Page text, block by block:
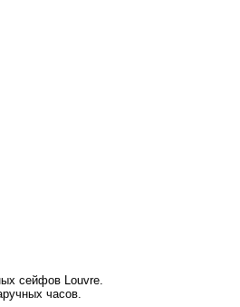
сейфов Louvre.
часов.